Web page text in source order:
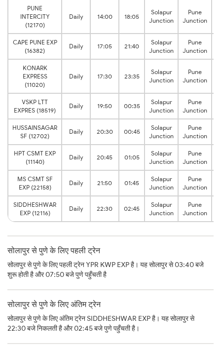
PUNE
INTERCITY
(12170)
Daily 14:00 18:05
Solapur
Junction
Pune
Junction
CAPE PUNE EXP
(16382)
Daily 17:05 21:40
Solapur
Junction
Pune
Junction
KONARK
EXPRESS
(11020)
Daily 17:30 23:35
Solapur
Junction
Pune
Junction
VSKP LTT
EXPRES (18519)
Daily 19:50 00:35
Solapur
Junction
Pune
Junction
HUSSAINSAGAR
SF (12702)
Daily 20:30 00:45
Solapur
Junction
Pune
Junction
HPT CSMT EXP
(11140)
Daily 20:45 01:05
Solapur
Junction
Pune
Junction
MS CSMT SF
EXP (22158)
Daily 21:50 01:45
Solapur
Junction
Pune
Junction
SIDDHESHWAR
EXP (12116)
Daily 22:30 02:45
Solapur
Junction
Pune
Junction
सोलापुर से पुणे के लिए पहली ट्रेन
सोलापुर से पुणे के लिए पहली ट्रेन YPR KWP EXP है। यह सोलापुर से 03:40 बजे
शुरू होती है और 07:50 बजे पुणे पहुँचती है
सोलापुर से पुणे के लिए अंतिम ट्रेन
सोलापुर से पुणे के लिए अंतिम ट्रेन SIDDHESHWAR EXP है। यह सोलापुर से
22:30 बजे निकलती है और 02:45 बजे पुणे पहुँचती है।